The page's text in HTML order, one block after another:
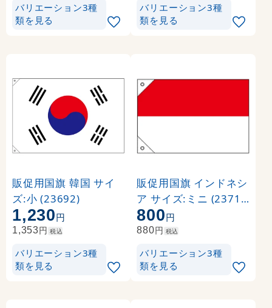
バリエーション3種
類を見る
バリエーション3種
類を見る
販促用国旗 韓国 サイ
ズ:小 (23692)
1,230円
1,353円 税込
バリエーション3種
類を見る
販促用国旗 インドネシ
ア サイズ:ミニ (23712
)
800円
880円 税込
バリエーション3種
類を見る